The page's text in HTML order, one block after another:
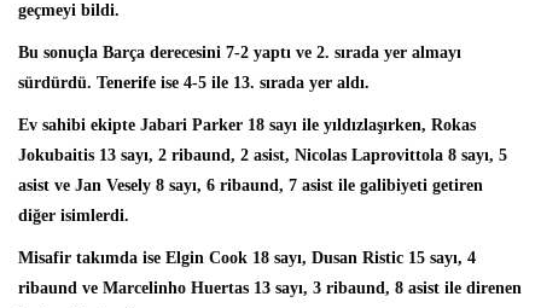
geçmeyi bildi.
Bu sonuçla Barça derecesini 7-2 yaptı ve 2. sırada yer almayı
sürdürdü. Tenerife ise 4-5 ile 13. sırada yer aldı.
Ev sahibi ekipte Jabari Parker 18 sayı ile yıldızlaşırken, Rokas
Jokubaitis 13 sayı, 2 ribaund, 2 asist, Nicolas Laprovittola 8 sayı, 5
asist ve Jan Vesely 8 sayı, 6 ribaund, 7 asist ile galibiyeti getiren
diğer isimlerdi.
Misafir takımda ise Elgin Cook 18 sayı, Dusan Ristic 15 sayı, 4
ribaund ve Marcelinho Huertas 13 sayı, 3 ribaund, 8 asist ile direnen